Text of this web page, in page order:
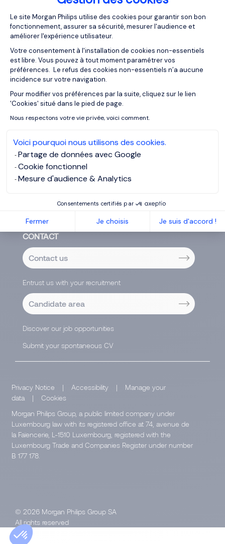
Plateforme de Gestion du
Le site Morgan Philips utilise des cookies pour garantir son bon
fonctionnement, assurer sa sécurité, mesurer l'audience et
améliorer l'expérience utilisateur.
Votre consentement à l'installation de cookies non-essentiels
est libre. Vous pouvez à tout moment paramétrer vos
préférences. Le refus des cookies non-essentiels n’a aucune
incidence sur votre navigation.
Pour modifier vos préférences par la suite, cliquez sur le lien
'Cookies' situé dans le pied de page.
Nous respectons votre vie privée, voici comment.
Voici pourquoi nous utilisons des cookies.
Partage de données avec Google
Cookie fonctionnel
Mesure d'audience & Analytics
Consentements certifiés par
Fermer Je choisis Je suis d'accord !
Axeptio consent
Engineering & Industry
General Management
Human Resources
Insurance
Legal
Life Sciences
Marketing & Communications
Office Support
Purchase, Logistics & Supply Chain
CONTACT
Contact us
Entrust us with your recruitment
Candidate area
Discover our job opportunities
Submit your spontaneous CV
Privacy Notice | Accessibility |
Manage your
data
|
Cookies
Morgan Philips Group, a public limited company under
Luxembourg law with its registered office at 74, avenue de
la Faïencerie, L-1510 Luxembourg, registered with the
Luxembourg Trade and Companies Register under number
B 177 178.
© 2026 Morgan Philips Group SA
All rights reserved